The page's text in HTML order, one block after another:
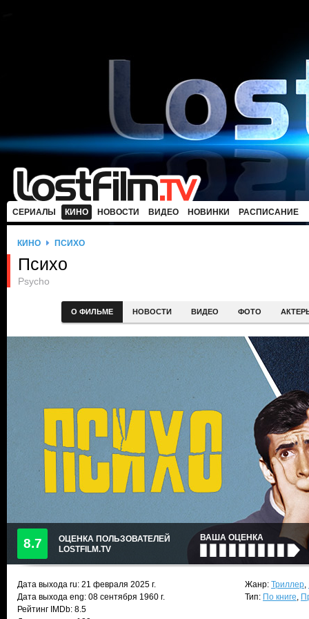
СЕРИАЛЫ КИНО НОВОСТИ ВИДЕО НОВИНКИ РАСПИСАНИЕ
КИНО ПСИХО
Психо
Psycho
О ФИЛЬМЕ НОВОСТИ ВИДЕО ФОТО
8.7
ОЦЕНКА ПОЛЬЗОВАТЕЛЕЙ
LOSTFILM.TV
ВАША ОЦЕНКА
Дата выхода ru: 21 февраля 2025 г.
Дата выхода eng: 08 сентября 1960 г.
Рейтинг IMDb: 8.5
Жанр: Триллер,
Тип: По книге,